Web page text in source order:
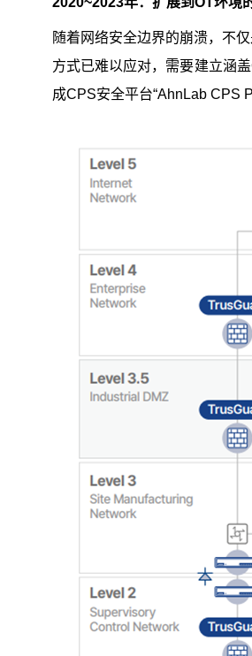
随着网络安全边界的崩溃，不
方式已难以应对，需要建立涵盖
成CPS安全平台“AhnLab CPS